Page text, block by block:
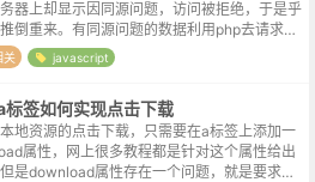
器上却显示因同源问题，访问被拒绝，于是乎
倒重来。有同源问题的数据利用php去请求，
数据的仍旧由前端来做，最终成了一个前后端
。JavaScrip...
关 javascript
签如何实现点击下载
地资源的点击下载，只需要在a标签上添加一
属性，网上很多教程都是针对这个属性给出
是download属性存在一个问题，就是要求下